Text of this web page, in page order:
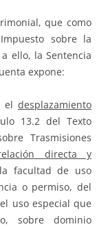
que como
sobre la
ello, la Sentencia
expone:
el desplazamiento
13.2 del Texto
Trasmisiones
directa y
facultad de uso
o permiso, del
uso especial que
sobre dominio